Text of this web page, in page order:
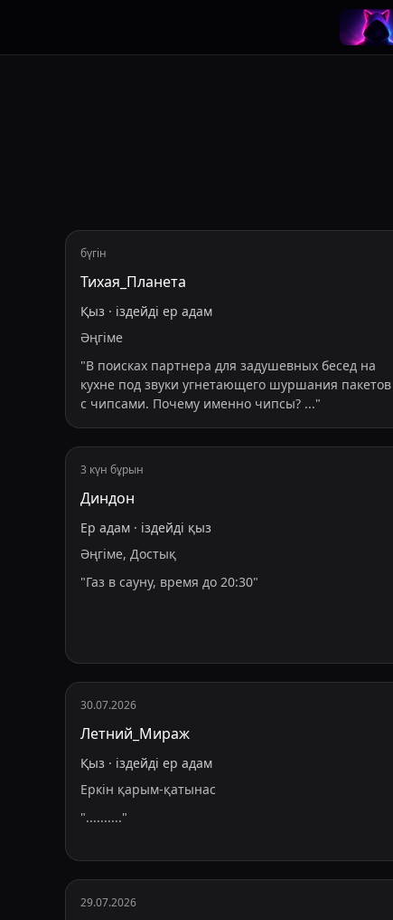
бүгін
Тихая_Планета
Қыз · іздейді ер адам
Әңгіме
"В поисках партнера для задушевных бесед на
кухне под звуки угнетающего шуршания пакетов
с чипсами. Почему именно чипсы? ..."
3 күн бұрын
Диндон
Ер адам · іздейді қыз
Әңгіме, Достық
"Газ в сауну, время до 20:30"
30.07.2026
Летний_Мираж
Қыз · іздейді ер адам
Еркін қарым-қатынас
".........."
29.07.2026